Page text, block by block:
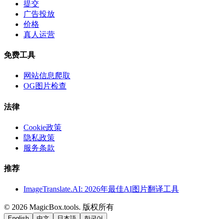
提交
广告投放
价格
真人运营
免费工具
网站信息爬取
OG图片检查
法律
Cookie政策
隐私政策
服务条款
推荐
ImageTranslate.AI: 2026年最佳AI图片翻译工具
© 2026 MagicBox.tools. 版权所有